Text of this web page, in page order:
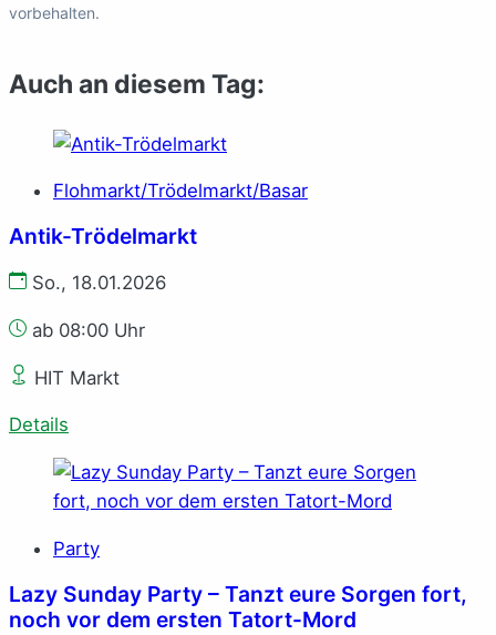
vorbehalten.
Auch an diesem Tag:
Flohmarkt/Trödelmarkt/Basar
Antik-Trödelmarkt
So., 18.01.2026
ab 08:00 Uhr
HIT Markt
Details
Party
Lazy Sunday Party – Tanzt eure Sorgen fort,
noch vor dem ersten Tatort-Mord